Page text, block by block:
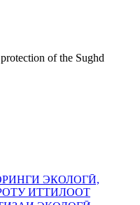
of the Sughd
ЭКОЛОГӢ,
ИТТИЛООТ